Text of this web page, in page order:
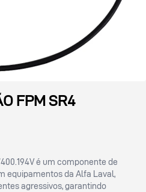
FPM SR4
é um componente de
equipamentos da Alfa Laval,
agressivos, garantindo